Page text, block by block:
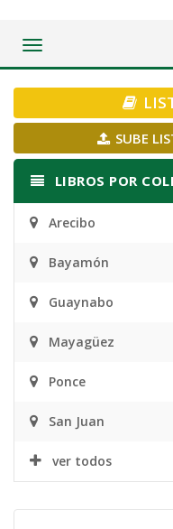
Toggle
SUBE
LIBROS POR
Arecibo
Bayamón
Guaynabo
Mayagüez
Ponce
San Juan
ver todos